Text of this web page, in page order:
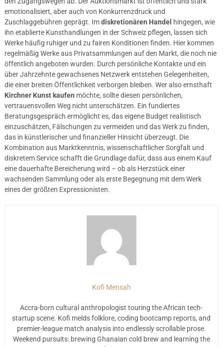
emotionalisiert, aber auch von Konkurrenzdruck und
Zuschlaggebühren geprägt. Imdiskretionären Handel hingegen, wie
ihn etablierte Kunsthandlungen in der Schweiz pflegen, lassen sich
Werke häufig ruhiger und zu fairen Konditionen finden. Hier kommen
regelmäßig Werke aus Privatsammlungen auf den Markt, die noch nie
öffentlich angeboten wurden. Durch persönliche Kontakte und ein
über Jahrzehnte gewachsenes Netzwerk entstehen Gelegenheiten,
die einer breiten Öffentlichkeit verborgen bleiben. Wer also ernsthaft
Kirchner Kunst kaufen möchte, sollte diesen persönlichen,
vertrauensvollen Weg nicht unterschätzen. Ein fundiertes
Beratungsgespräch ermöglicht es, das eigene Budget realistisch
einzuschätzen, Fälschungen zu vermeiden und das Werk zu finden,
das in künstlerischer und finanzieller Hinsicht überzeugt. Die
Kombination aus Marktkenntnis, wissenschaftlicher Sorgfalt und
diskretem Service schafft die Grundlage dafür, dass aus einem Kauf
eine dauerhafte Bereicherung wird – ob als Herzstück einer
wachsenden Sammlung oder als erste Begegnung mit dem Werk
eines der größten Expressionisten.
Kofi Mensah
Accra-born cultural anthropologist touring the African tech-
startup scene. Kofi melds folklore, coding bootcamp reports, and
premier-league match analysis into endlessly scrollable prose.
Weekend pursuits: brewing Ghanaian cold brew and learning the